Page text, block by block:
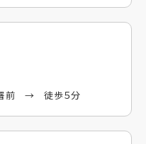
前 → 徒歩５分